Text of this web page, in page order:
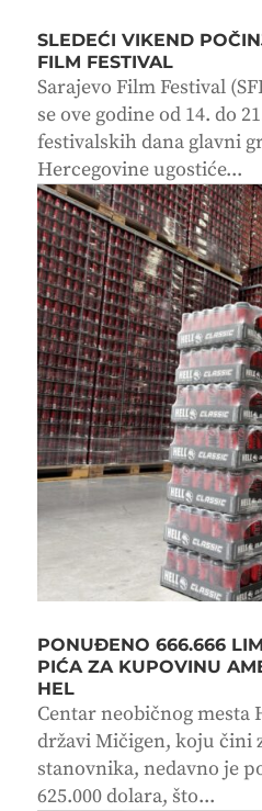
SLEDEĆI VIKEND
FILM FESTIVAL
Sarajevo Film Festival
se ove godine od 14. do
festivalskih dana glavni
Hercegovine ugostiće...
PONUĐENO 666.666
PIĆA ZA KUPOVINU
HEL
Centar neobičnog
državi Mičigen, koju čini
stanovnika, nedavno je
625.000 dolara, što...